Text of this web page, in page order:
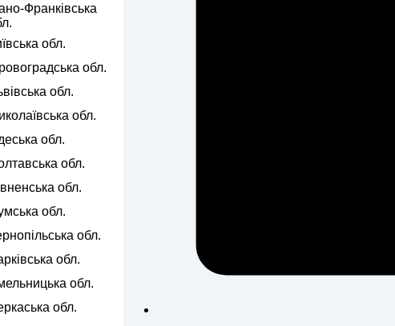
Франківська
обл.
обл.
обл.
обл.
обл.
обл.
обл.
обл.
обл.
обл.
обл.
обл.